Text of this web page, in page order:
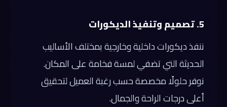
5. تصميم وتنفيذ الديكورات
ننفذ ديكورات داخلية وخارجية بمختلف الأساليب
الحديثة التي تضفي لمسة فخامة على المكان.
نوفر حلولًا مخصصة حسب رغبة العميل لتحقيق
أعلى درجات الراحة والجمال.